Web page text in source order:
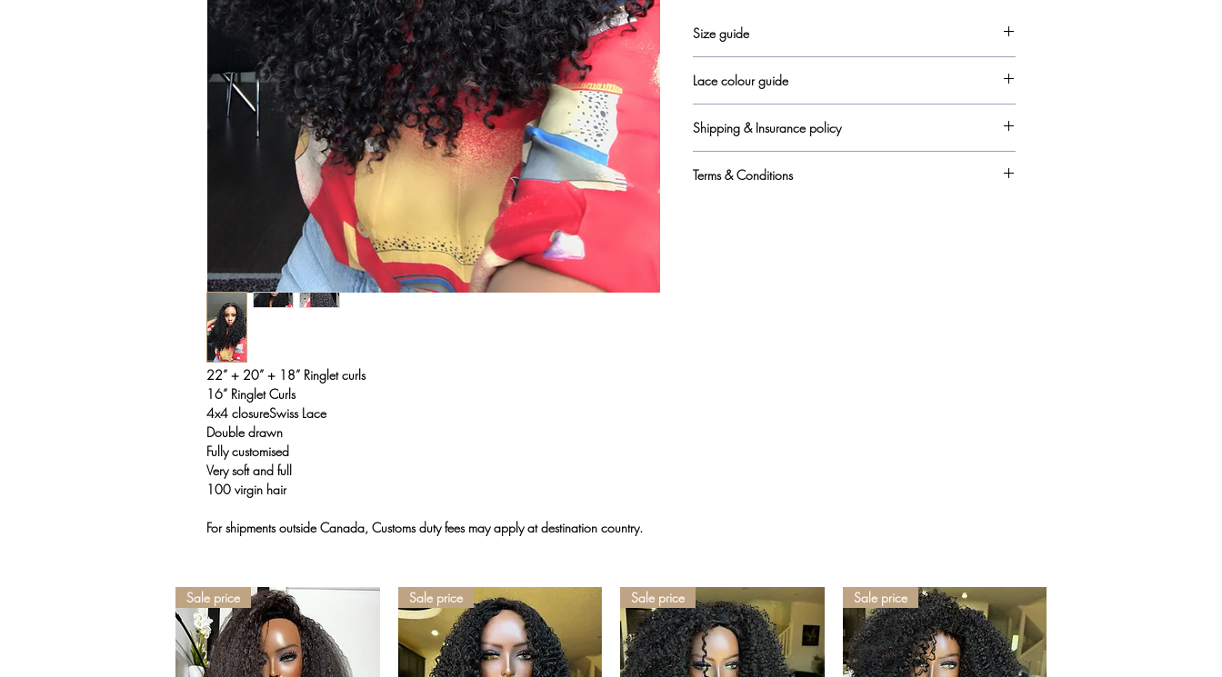
22” + 20” + 18” Ringlet curls
16” Ringlet Curls
4x4 closureSwiss Lace
Double drawn
Fully customised
Very soft and full
100 virgin hair
For shipments outside Canada, Customs duty fees may apply at destination country.
Size guide
Lace colour guide
Shipping & Insurance policy
Terms & Conditions
Sale price Sale price Sale price Sale price